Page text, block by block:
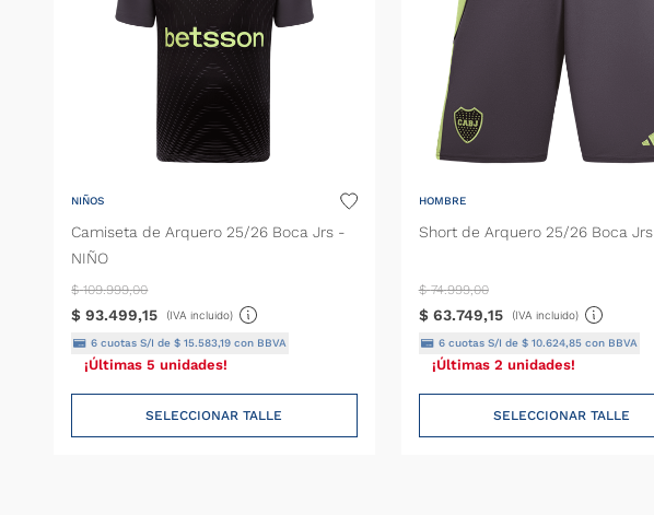
NIÑOS
Camiseta de Arquero 25/26 Boca Jrs -
NIÑO
$ 109.999,00
$ 93.499,15 (IVA incluido)
6 cuotas S/I de$ 15.583,19 con BBVA
¡Últimas 5 unidades!
SELECCIONAR TALLE
HOMBRE
Short de Arquero 25/26 Boca Jrs
$ 74.999,00
$ 63.749,15 (IVA incluido)
6cuotas S/I de $ 10.624,85con BBVA
¡Últimas 2 unidades!
SELECCIONAR TALLE